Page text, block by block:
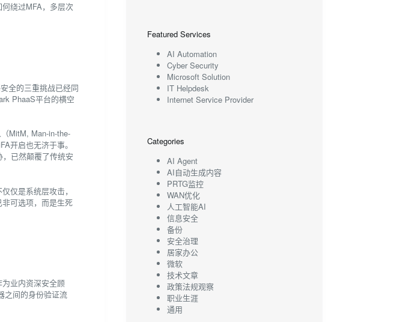
绕过MFA，多层次
全的三重挑战已经同
PhaaS平台的横空
MitM, Man-in-the-
开启也无济于事。
已然颠覆了传统安
仅是系统层攻击，
可选项，而是生死
业内资深安全顾
之间的身份验证流
Featured Services
AI Automation
Cyber Security
Microsoft Solution
IT Helpdesk
Internet Service Provider
Categories
AI Agent
AI自动生成内容
PRTG监控
WAN优化
人工智能AI
信息安全
备份
安全治理
居家办公
微软
技术文章
政策法规观察
职业生涯
通用